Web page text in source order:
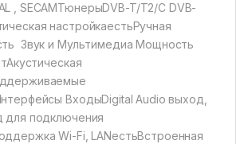
, SECAMТюнерыDVB-T/Т2/C DVB-
настройкаестьРучная
Звук и Мультимедиа Мощность
ВходыDigital Audio выход,
для подключения
Wi-Fi, LANестьВстроенная